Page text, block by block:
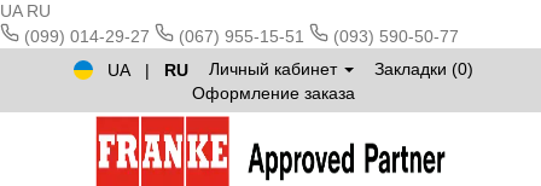
UA RU
(099) 014-29-27
(067) 955-15-51
(093) 590-50-77
UA
| RU Личный кабинет
Закладки (0)
Оформление заказа